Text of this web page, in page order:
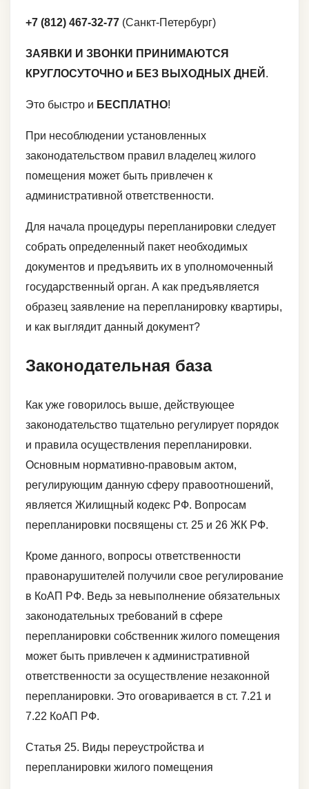
+7 (812) 467-32-77 (Санкт-Петербург)
ЗАЯВКИ И ЗВОНКИ ПРИНИМАЮТСЯ
КРУГЛОСУТОЧНО и БЕЗ ВЫХОДНЫХ ДНЕЙ .
Это быстро и БЕСПЛАТНО!
При несоблюдении установленных
законодательством правил владелец жилого
помещения может быть привлечен к
административной ответственности.
Для начала процедуры перепланировки следует
собрать определенный пакет необходимых
документов и предъявить их в уполномоченный
государственный орган. А как предъявляется
образец заявление на перепланировку квартиры,
и как выглядит данный документ?
Законодательная база
Как уже говорилось выше, действующее
законодательство тщательно регулирует порядок
и правила осуществления перепланировки.
Основным нормативно-правовым актом,
регулирующим данную сферу правоотношений,
является Жилищный кодекс РФ. Вопросам
перепланировки посвящены ст. 25 и 26 ЖК РФ.
Кроме данного, вопросы ответственности
правонарушителей получили свое регулирование
в КоАП РФ. Ведь за невыполнение обязательных
законодательных требований в сфере
перепланировки собственник жилого помещения
может быть привлечен к административной
ответственности за осуществление незаконной
перепланировки. Это оговаривается в ст. 7.21 и
7.22 КоАП РФ.
Статья 25. Виды переустройства и
перепланировки жилого помещения